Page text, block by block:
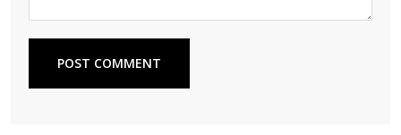
POST COMMENT